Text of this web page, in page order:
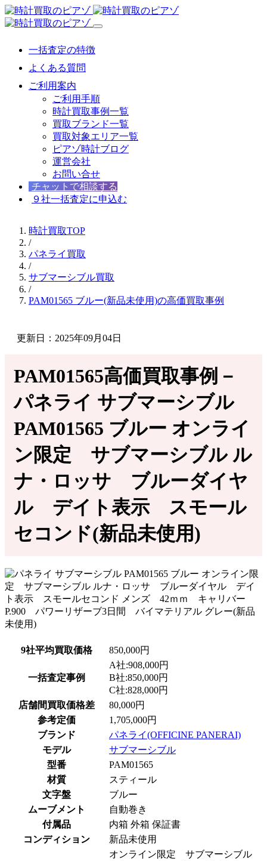
一括査定の特徴
よくある質問
ご利用案内
ご利用手順
時計買取事例一覧
買取ブランド一覧
買取対象エリア一覧
ピアゾ時計ブログ
運営会社
お問い合せ
チャットで相談する
９社一括査定に申込む
時計買取TOP
/
パネライ買取
/
サブマーシブル買取
/
PAM01565 ブルー(新品未使用)の高価買取事例
更新日：2025年09月04日
PAM01565高価買取事例－
パネライ サブマーシブル
PAM01565 ブルー オンライ
ン限定 サブマーシブル ル
ナ・ロッサ ブルーダイヤ
ル デイト表示 スモール
セコンド(新品未使用)
9社平均買取価格 850,000円
一括査定事例
A社:908,000円
B社:850,000円
C社:828,000円
店舗間買取価格差
80,000円
参考定価
1,705,000円
ブランド
パネライ(OFFICINE PANERAI)
モデル
サブマーシブル
型番
PAM01565
材質
スティール
文字盤
ブルー
ムーブメント
自動巻き
付属品
内箱 外箱 保証書
コンディション
新品未使用
オンライン限定 サブマーシブル